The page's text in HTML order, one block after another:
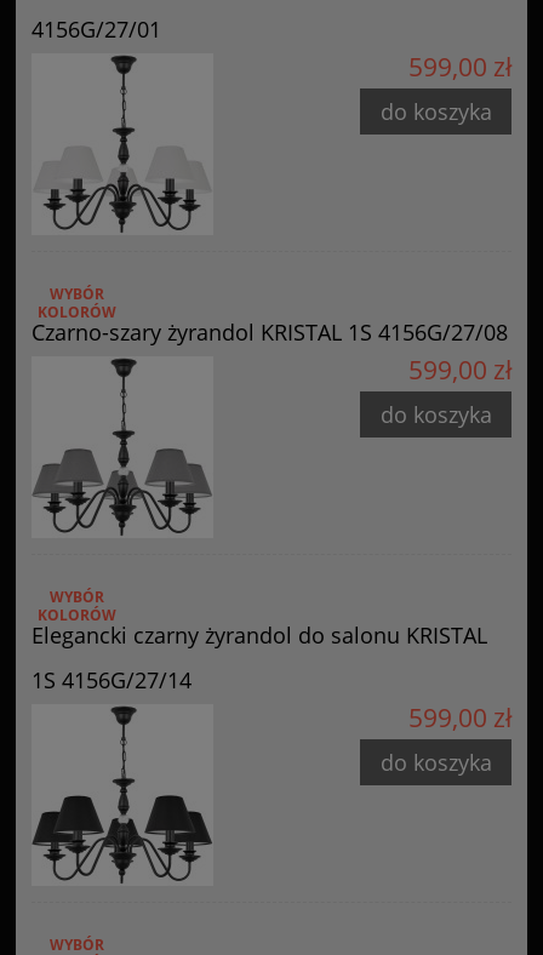
4156G/27/01
599,00 zł
do koszyka
Czarno-szary żyrandol KRISTAL 1S 4156G/27/08
WYBÓR
KOLORÓW
599,00 zł
do koszyka
Elegancki czarny żyrandol do salonu KRISTAL
1S 4156G/27/14
WYBÓR
KOLORÓW
599,00 zł
do koszyka
WYBÓR